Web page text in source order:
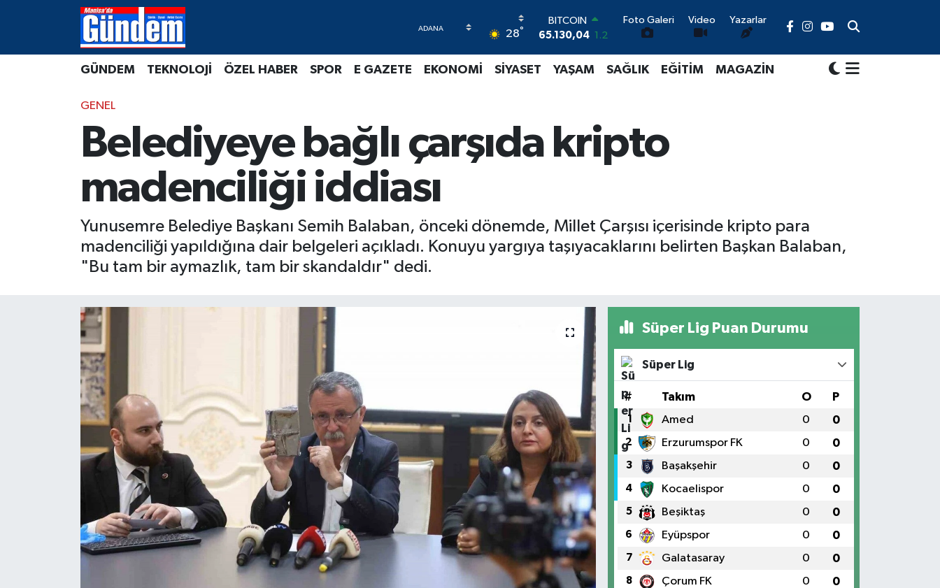
28°
DOLAR
47,7106 0.17
55,1652 0.27
6618.49
2.12
BİST100
13.773
Foto Galeri Video Yazarlar
GÜNDEM TEKNOLOJİ ÖZEL HABER SPOR E GAZETE EKONOMİ SİYASET YAŞAM SAĞLIK EĞİTİM MAGAZİN
GENEL
Belediyeye bağlı çarşıda kripto
madenciliği iddiası
Yunusemre Belediye Başkanı Semih Balaban, önceki dönemde, Millet Çarşısı içerisinde kripto para
madenciliği yapıldığına dair belgeleri açıkladı. Konuyu yargıya taşıyacaklarını belirten Başkan Balaban,
"Bu tam bir aymazlık, tam bir skandaldır" dedi.
Süper Lig Puan Durumu
Süper Lig
# Takım O P
1 Amed 0 0
2 Erzurumspor FK 0 0
3 Başakşehir 0 0
4 Kocaelispor 0 0
5 Beşiktaş 0 0
6 Eyüpspor 0 0
7 Galatasaray 0 0
8 Çorum FK 0 0
Manisa Hava Durumu
Süper Lig Puan Durumu ve Fikstür
Tüm Manşetler
Son Dakika Haberleri
Haber Arşivi